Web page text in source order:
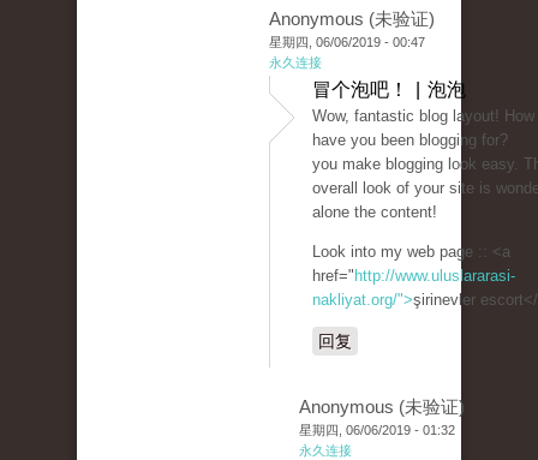
Anonymous (未验证)
星期四, 06/06/2019 - 00:47
永久连接
冒个泡吧！ | 泡泡
Wow, fantastic blog layout! How
have you been blogging for?
you make blogging look easy.
overall look of your site is
alone the content!
Look into my web page :: <a
href=" http://www.uluslararasi-
nakliyat.org/">şirinevler
回复
Anonymous (未验证)
星期四, 06/06/2019 - 01:32
永久连接